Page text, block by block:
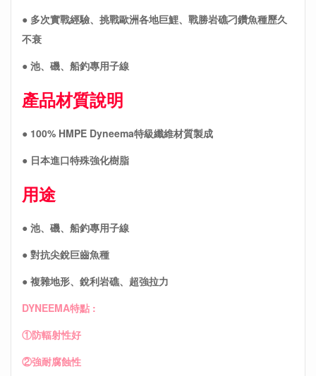
● 多次實戰經驗、挑戰歐洲各地巨鯉、戰勝岩礁刁鑽魚種歷久
不衰
● 池、磯、船釣專用子線
產品材質說明
● 100% HMPE Dyneema特級纖維材質製成
● 日本進口特殊強化樹脂
用途
● 池、磯、船釣專用子線
● 對抗尖銳巨齒魚種
● 複雜地形、銳利岩礁、超強拉力
DYNEEMA特點 :
①防輻射性好
②強耐腐蝕性